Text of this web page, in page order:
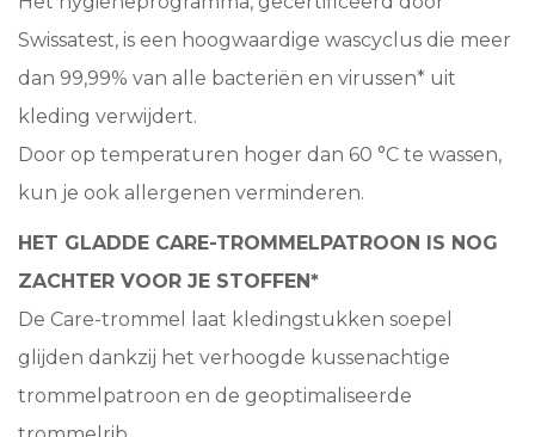
Swissatest, is een hoogwaardige wascyclus die meer
dan 99,99% van alle bacteriën en virussen* uit
kleding verwijdert.
Door op temperaturen hoger dan 60 °C te wassen,
kun je ook allergenen verminderen.
HET GLADDE CARE-TROMMELPATROON IS NOG
ZACHTER VOOR JE STOFFEN*
De Care-trommel laat kledingstukken soepel
glijden dankzij het verhoogde kussenachtige
trommelpatroon en de geoptimaliseerde